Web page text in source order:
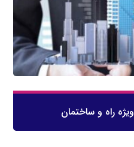
راه و ساختمان